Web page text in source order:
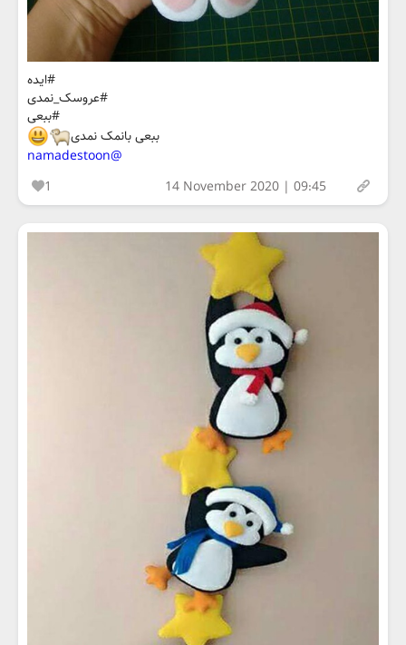
#ایده
#عروسک_نمدی
#ببعی
ببعی بانمک نمدی
@namadestoon
1
14 November 2020 | 09:45